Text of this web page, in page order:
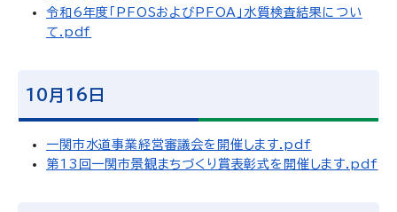
令和6年度「PFOSおよびPFOA」水質検査結果につい
て.pdf
10月16日
一関市水道事業経営審議会を開催します.pdf
第13回一関市景観まちづくり賞表彰式を開催します.pdf